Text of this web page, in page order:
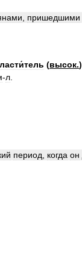
пришедшими
(высок.)
-л
период когда он